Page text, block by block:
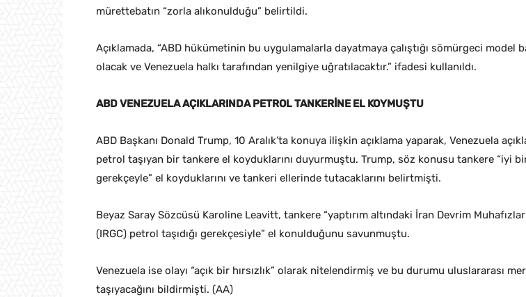
mürettebatın “zorla alıkonulduğu” belirtildi.
Açıklamada, “ABD hükümetinin bu uygulamalarla dayatmaya çalıştığı sömürgeci model
olacak ve Venezuela halkı tarafından yenilgiye uğratılacaktır.” ifadesi kullanıldı.
ABD VENEZUELA AÇIKLARINDA PETROL TANKERİNE EL KOYMUŞTU
ABD Başkanı Donald Trump, 10 Aralık’ta konuya ilişkin açıklama yaparak, Venezuela
petrol taşıyan bir tankere el koyduklarını duyurmuştu. Trump, söz konusu tankere “iyi
gerekçeyle” el koyduklarını ve tankeri ellerinde tutacaklarını belirtmişti.
Beyaz Saray Sözcüsü Karoline Leavitt, tankere “yaptırım altındaki İran Devrim
(IRGC) petrol taşıdığı gerekçesiyle” el konulduğunu savunmuştu.
Venezuela ise olayı “açık bir hırsızlık” olarak nitelendirmiş ve bu durumu uluslararası
taşıyacağını bildirmişti. (AA)